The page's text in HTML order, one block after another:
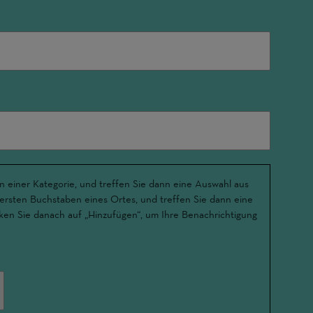
einer Kategorie, und treffen Sie dann eine Auswahl aus
Buchstaben eines Ortes, und treffen Sie dann eine
Sie danach auf „Hinzufügen“, um Ihre Benachrichtigung